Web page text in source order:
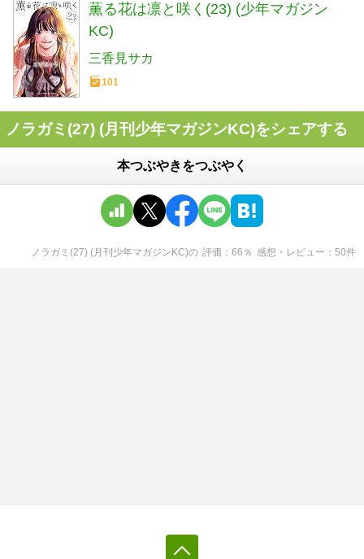
薫る花は凛と咲く(23) (少年マガジン
KC)
三香見サカ
101
ノラガミ(27) (月刊少年マガジンKC)をシェアする
本つぶやきをつぶやく
ノラガミ(27) (月刊少年マガジンKC)の 評価 66 ％ 感想・レビュー 50件